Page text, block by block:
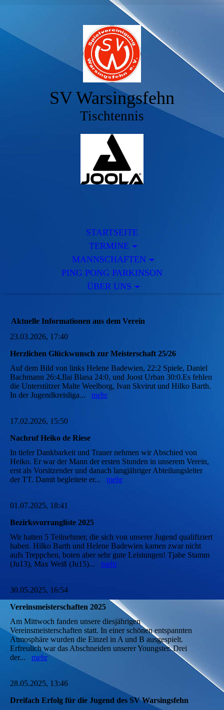
SV Warsingsfehn
Tischtennis
STARTSEITE
TERMINE
MANNSCHAFTEN
PING PONG PARKINSON
ÜBER UNS
Aktuelle Informationen aus dem Verein
23.03.2026, 17:40
Herzlichen Glückwunsch zur Meisterschaft 25/26
Auf dem Bild von links Helene Badewien, 22:2 Spiele, Daniel
Bachmann 26:4,Ilai Blana 24:0, und Joost Urban 30:0.Es fehlen
die Unterstützer Malte Weelborg, Ivan Skvirut und Hilko Barth.
In der Jugendkreisliga... mehr
17.02.2026, 15:50
Nachruf Heiko de Riese
In tiefer Dankbarkeit und Trauer nehmen wir Abschied von
Heiko. Er war der Mann der ersten Stunden in unserem Verein,
erst als Vorsitzender und danach langjähriger Abteilungsleiter
der TT. Damit begleitete er... mehr
01.07.2025, 18:41
Bezirksvorrangliste 2025
Wir hatten 5 Teilnehmer, die sich von unserer Jugend qualifiziert
haben. Hilko Barth und Helene Badewien kamen zwar nicht
aufs Treppchen, boten aber sehr gute Leistungen! Tjabe Stamm
(Ju13), Max Weiß (Ju15)... mehr
30.05.2025, 16:54
Vereinsmeisterschaften 2025
Am Mittwoch fanden unsere diesjährigen
Vereinsmeisterschaften statt. In einer schönen entspannten
Atmosphäre wurden die Einzel in A und B ausgespielt.
Erfreulich war das Abschneiden unserer Youngster. Drei
der... mehr
28.05.2025, 13:46
Dreifach Erfolg für die Jugend des SV Warsingsfehn